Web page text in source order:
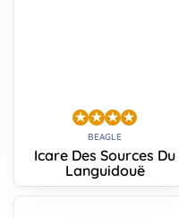
BEAGLE
Icare Des Sources Du
Languidouë